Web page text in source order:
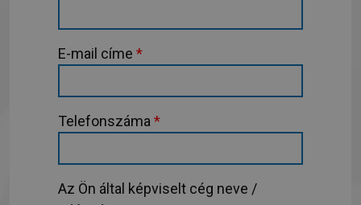
E-mail címe *
Telefonszáma*
Az Ön által képviselt cég neve /